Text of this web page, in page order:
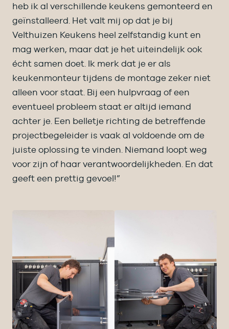
heb ik al verschillende keukens gemonteerd en
geïnstalleerd. Het valt mij op dat je bij
Velthuizen Keukens heel zelfstandig kunt en
mag werken, maar dat je het uiteindelijk ook
écht samen doet. Ik merk dat je er als
keukenmonteur tijdens de montage zeker niet
alleen voor staat. Bij een hulpvraag of een
eventueel probleem staat er altijd iemand
achter je. Een belletje richting de betreffende
projectbegeleider is vaak al voldoende om de
juiste oplossing te vinden. Niemand loopt weg
voor zijn of haar verantwoordelijkheden. En dat
geeft een prettig gevoel!”